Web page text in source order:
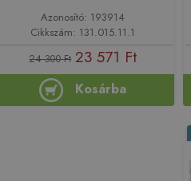
Azonosító: 193914
Cikkszám: 131.015.11.1
24 300 Ft 23 571 Ft
Kosárba